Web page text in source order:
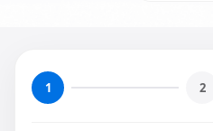
1 2